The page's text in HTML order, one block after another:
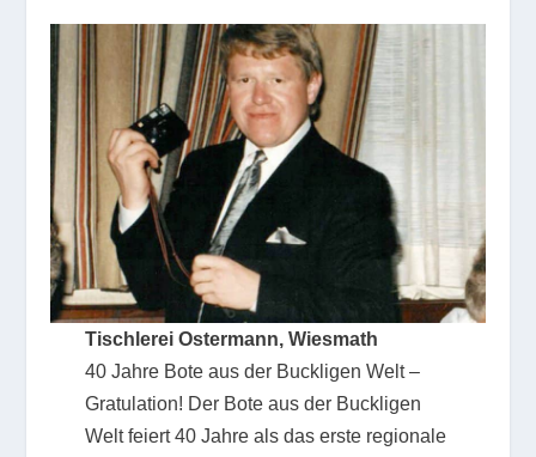
Tischlerei Ostermann, Wiesmath
40 Jahre Bote aus der Buckligen Welt –
Gratulation! Der Bote aus der Buckligen
Welt feiert 40 Jahre als das erste regionale